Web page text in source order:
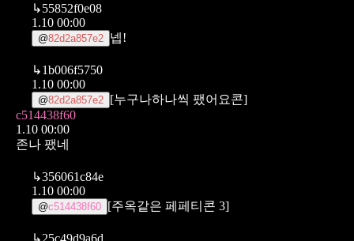
↳55852f0e08
1.10 00:00
@82d2a857e2 넵!
↳1b006f5750
1.10 00:00
@82d2a857e2 [누구나하나씩 팼어요콘]
c514438f60
1.10 00:00
존나 팼네
↳356061c84e
1.10 00:00
@c514438f60 [주옥같은 페페티콘 3]
↳25c49d9a6d